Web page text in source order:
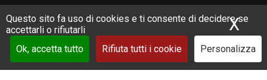
Questo sito fa uso di cookies e ti consente di decidere se
accettarli o rifiutarli
Ok, accetta tutto
Rifiuta tutti i cookie Personalizza
X